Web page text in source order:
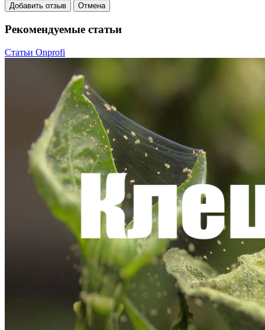
Добавить отзыв Отмена
Рекомендуемые статьи
Статьи Onprofi